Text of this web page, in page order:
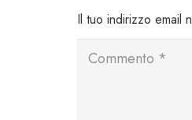
Il tuo indirizzo email